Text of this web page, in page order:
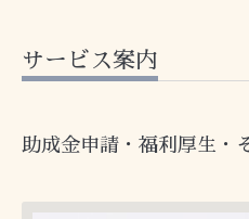
サービス案内
助成金申請・福利厚生・